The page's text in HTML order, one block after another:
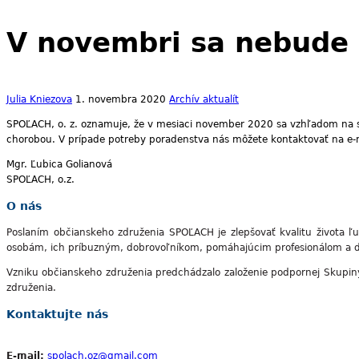
V novembri sa
Julia Kniezova 1. novembra 2020 Archív aktualít
SPOĽACH, o. z. oznamuje, že v mesiaci november 2020 sa vzhľadom
chorobou. V prípade potreby poradenstva nás môžete kontaktovať na
Mgr. Ľubica Golianová
SPOĽACH, o.z.
O nás
Poslaním občianskeho združenia SPOĽACH je zlepšovať kvalitu
osobám, ich príbuzným, dobrovoľníkom, pomáhajúcim profesionálom a
Vzniku občianskeho združenia predchádzalo založenie podpornej
združenia.
Kontaktujte nás
E-mail: spolach.oz@gmail.com